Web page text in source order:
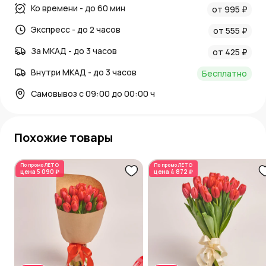
Ко времени - до 60 мин
от 995 ₽
Экспресс - до 2 часов
от 555 ₽
За МКАД - до 3 часов
от 425 ₽
Внутри МКАД - до 3 часов
Бесплатно
Самовывоз с 09:00 до 00:00 ч
Похожие товары
По промоЛЕТО
цена 5 090 ₽
По промоЛЕТО
цена 4 872 ₽